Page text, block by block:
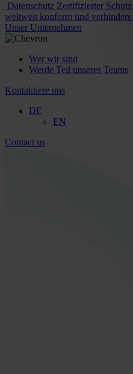
Datenschutz Zertifizierter
weltweit konform und verhindere
Unser Unternehmen
Wer wir sind
Werde Teil unseres Teams
Kontaktiere uns
DE
EN
Contact us